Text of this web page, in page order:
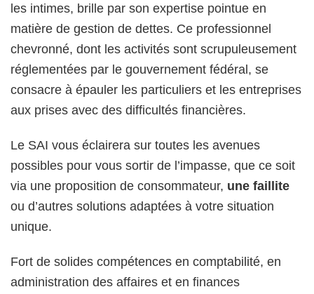
les intimes, brille par son expertise pointue en
matière de gestion de dettes. Ce professionnel
chevronné, dont les activités sont scrupuleusement
réglementées par le gouvernement fédéral, se
consacre à épauler les particuliers et les entreprises
aux prises avec des difficultés financières.
Le SAI vous éclairera sur toutes les avenues
possibles pour vous sortir de l’impasse, que ce soit
via une proposition de consommateur, une faillite
ou d’autres solutions adaptées à votre situation
unique.
Fort de solides compétences en comptabilité, en
administration des affaires et en finances